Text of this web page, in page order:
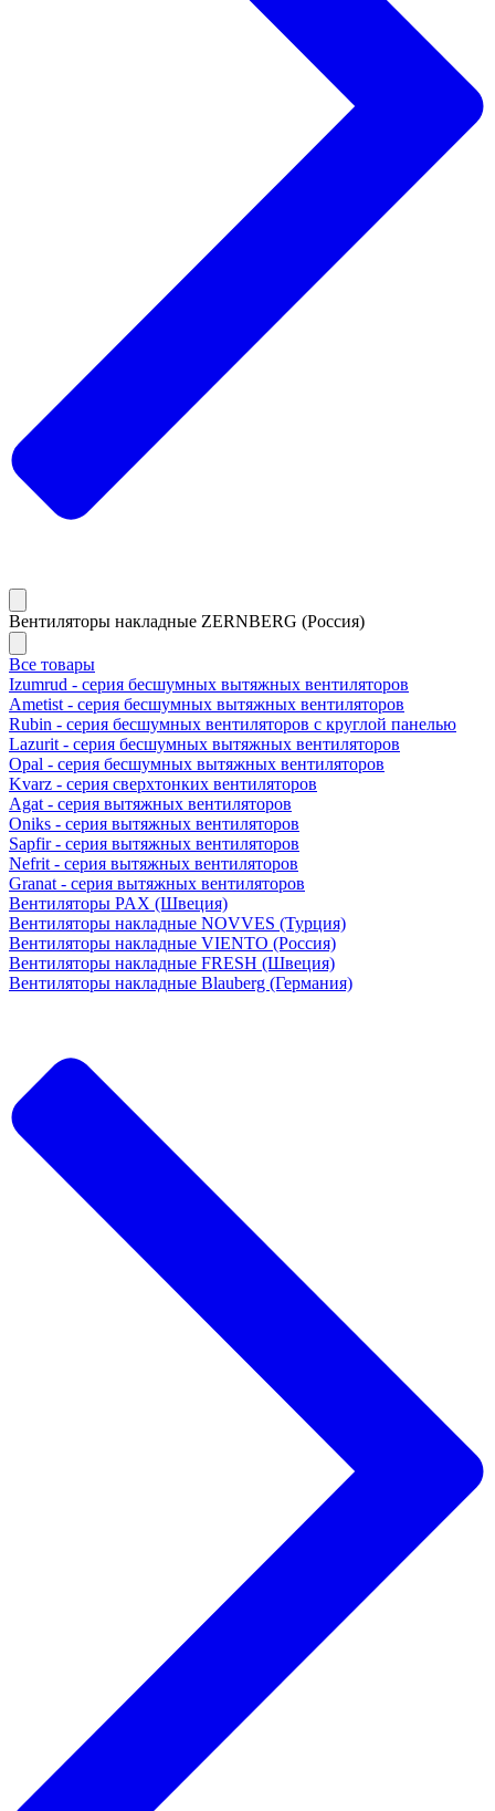
Вентиляторы накладные ZERNBERG (Россия)
Все товары
Izumrud - серия бесшумных вытяжных вентиляторов
Ametist - серия бесшумных вытяжных вентиляторов
Rubin - серия бесшумных вентиляторов с круглой панелью
Lazurit - серия бесшумных вытяжных вентиляторов
Opal - серия бесшумных вытяжных вентиляторов
Kvarz - серия сверхтонких вентиляторов
Agat - серия вытяжных вентиляторов
Oniks - серия вытяжных вентиляторов
Sapfir - серия вытяжных вентиляторов
Nefrit - серия вытяжных вентиляторов
Granat - серия вытяжных вентиляторов
Вентиляторы PAX (Швеция)
Вентиляторы накладные NOVVES (Турция)
Вентиляторы накладные VIENTO (Россия)
Вентиляторы накладные FRESH (Швеция)
Вентиляторы накладные Blauberg (Германия)